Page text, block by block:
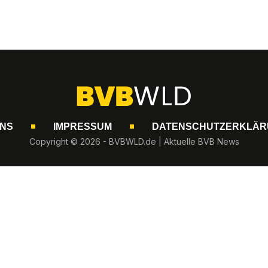
IMPRESSUM
Copyright © 2026 - BVBWLD.de | Aktuelle BVB News